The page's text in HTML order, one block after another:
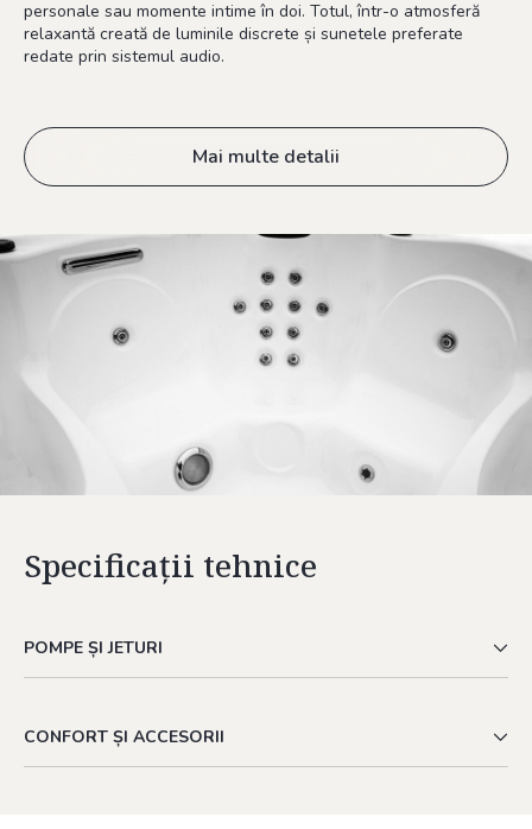
personale sau momente intime în doi. Totul, într-o atmosferă
relaxantă creată de luminile discrete și sunetele preferate
redate prin sistemul audio.
Mai multe detalii
Specificații tehnice
POMPE ȘI JETURI
CONFORT ȘI ACCESORII